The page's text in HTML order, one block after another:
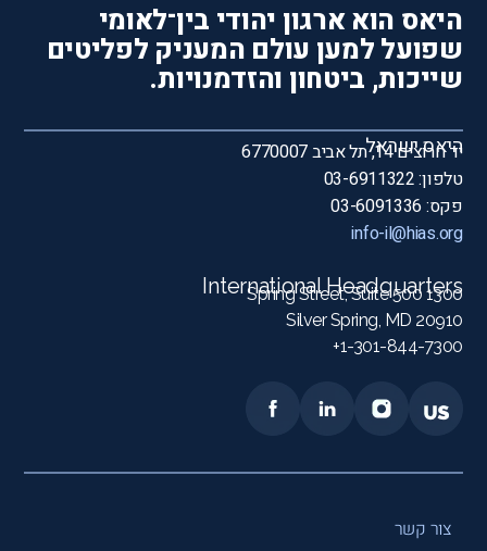
היאס הוא ארגון יהודי בין־לאומי
שפועל למען עולם המעניק לפליטים
שייכות, ביטחון והזדמנויות.
היאס ישראל
יד חרוצים 14, תל אביב 6770007
טלפון: 03-6911322
פקס: 03-6091336
info-il@hias.org
International Headquarters
1300 Spring Street, Suite 500
Silver Spring, MD 20910
1-301-844-7300+
צור קשר